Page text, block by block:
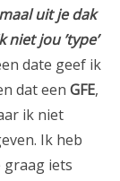
uit je dak
jou ’type’
date geef ik
dat een GFE,
ik niet
Ik heb
graag iets